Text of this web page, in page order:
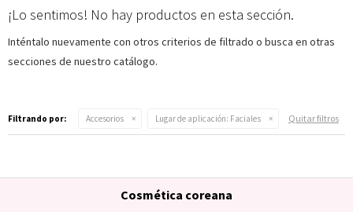
¡Lo sentimos! No hay productos en esta sección.
Inténtalo nuevamente con otros criterios de filtrado o busca en otras
secciones de nuestro catálogo.
Filtrando por: Accesorios Lugar de aplicación: Faciales Quitar filtros
Cosmética coreana